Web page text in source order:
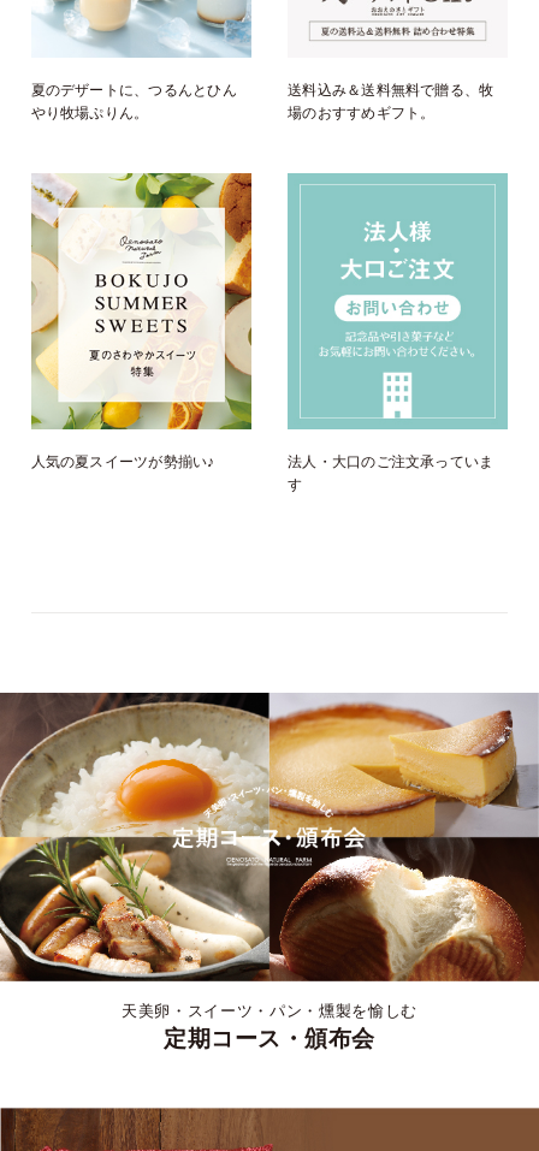
夏のデザートに、つるんとひん
やり牧場ぷりん。
送料込み＆送料無料で贈る、牧
場のおすすめギフト。
人気の夏スイーツが勢揃い♪
法人・大口のご注文承っていま
す
天美卵・スイーツ・パン・燻製を愉しむ
定期コース・頒布会